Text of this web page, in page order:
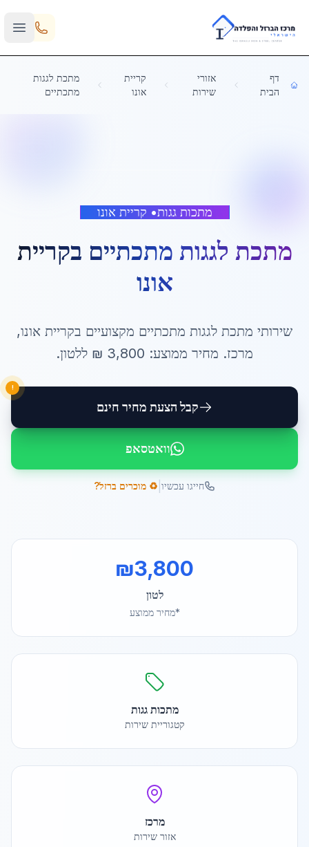
Skip to main content
דף
הבית
אזורי
שירות
קריית
אונו
מתכת לגגות
מתכתיים
מתכות גגות• קריית אונו
מתכת לגגות מתכתיים בקריית
אונו
שירותי מתכת לגגות מתכתיים מקצועיים בקריית אונו,
מרכז. מחיר ממוצע: 3,800 ₪ ללטון.
קבל הצעת מחיר חינם
!
וואטסאפ
חייגו עכשיו ♻️ מוכרים ברזל?
₪3,800
לטון
*מחיר ממוצע
מתכות גגות
קטגוריית שירות
מרכז
אזור שירות